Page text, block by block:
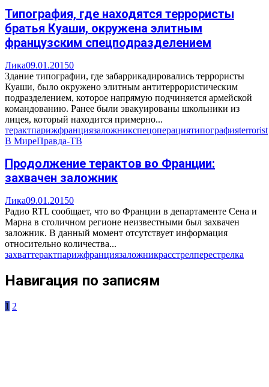
Типография, где находятся террористы
братья Куаши, окружена элитным
французским спецподразделением
Лика09.01.20150
Здание типографии, где забаррикадировались террористы
Куаши, было окружено элитным антитеррористическим
подразделением, которое напрямую подчиняется армейской
командованию. Ранее были эвакуированы школьники из
лицея, который находится примерно...
терактпарижфранциязаложникспецоперациятипографияterrorist
В МиреПравда-ТВ
Продолжение терактов во Франции:
захвачен заложник
Лика09.01.20150
Радио RTL сообщает, что во Франции в департаменте Сена и
Марна в столичном регионе неизвестными был захвачен
заложник. В данный момент отсутствует информация
относительно количества...
захваттерактпарижфранциязаложникрасстрелперестрелка
Навигация по записям
1 2